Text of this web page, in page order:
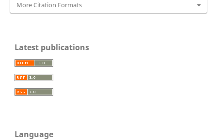
More Citation Formats
Latest publications
Language